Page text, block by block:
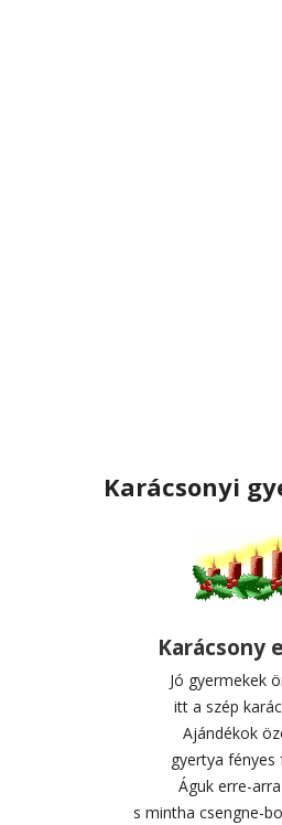
Karácsonyi
Karácsony
Jó gyermekek
itt a szép
Ajándékok
gyertya fényes
Águk erre-
s mintha csengne-